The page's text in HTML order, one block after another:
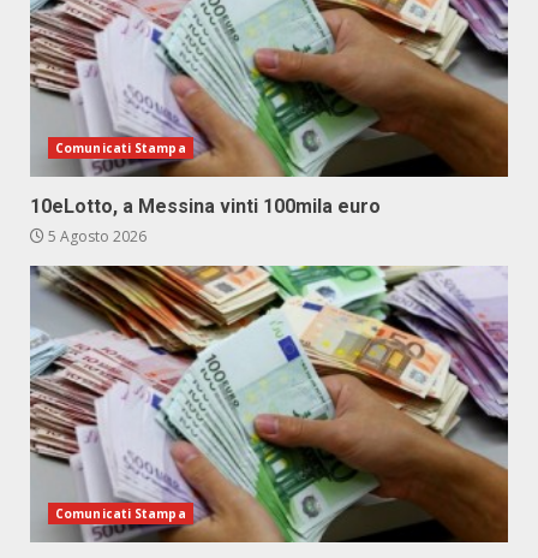
Comunicati Stampa
10eLotto, a Messina vinti 100mila euro
5 Agosto 2026
Comunicati Stampa